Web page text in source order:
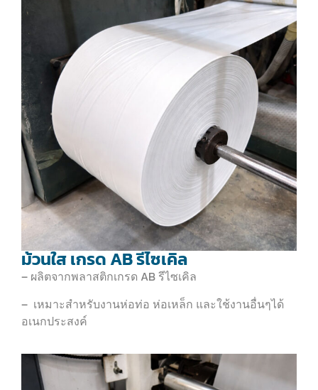
ม้วนใส เกรด AB รีไซเคิล
– ผลิตจากพลาสติกเกรด AB รีไซเคิล
– เหมาะสำหรับงานห่อท่อ ห่อเหล็ก และใช้งานอื่นๆได้
อเนกประสงค์